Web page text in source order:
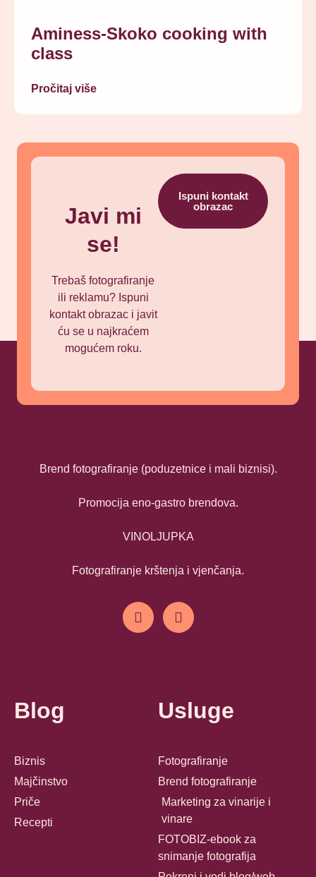
Aminess-Skoko cooking with
class
Pročitaj više
Javi mi
se!
Trebaš fotografiranje
ili reklamu? Ispuni
kontakt obrazac i javit
ću se u najkraćem
mogućem roku.
Ispuni kontakt
obrazac
Brend fotografiranje (poduzetnice i mali biznisi).
Promocija eno-gastro brendova.
VINOLJUPKA
Fotografiranje krštenja i vjenčanja.
Blog
Biznis
Majčinstvo
Priče
Recepti
Usluge
Fotografiranje
Brend fotografiranje
Marketing za vinarije i
vinare
FOTOBIZ-ebook za
snimanje fotografija